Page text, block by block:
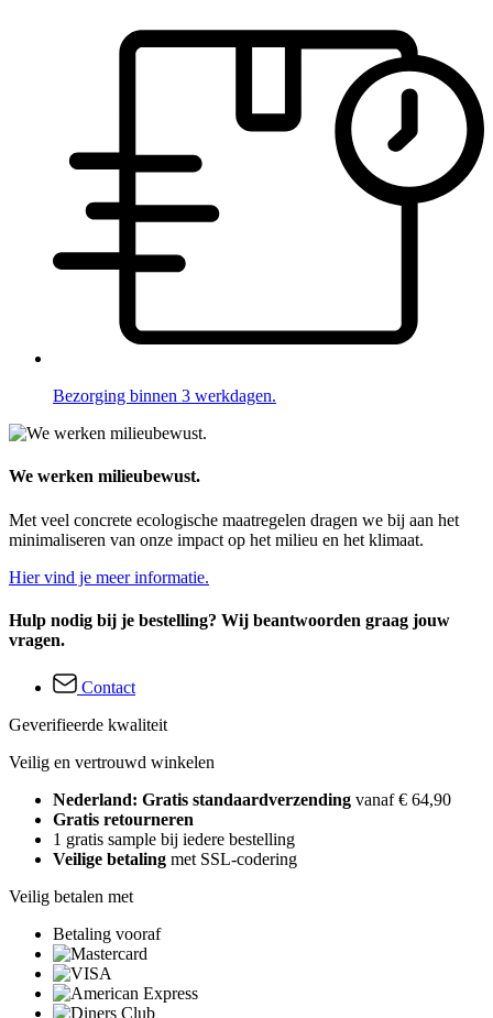
Bezorging binnen 3 werkdagen.
We werken milieubewust.
Met veel concrete ecologische maatregelen dragen we bij aan het
minimaliseren van onze impact op het milieu en het klimaat.
Hier vind je meer informatie.
Hulp nodig bij je bestelling? Wij beantwoorden graag jouw
vragen.
Contact
Geverifieerde kwaliteit
Veilig en vertrouwd winkelen
Nederland: Gratis standaardverzending vanaf € 64,90
Gratis retourneren
1 gratis sample bij iedere bestelling
Veilige betaling met SSL-codering
Veilig betalen met
Betaling vooraf